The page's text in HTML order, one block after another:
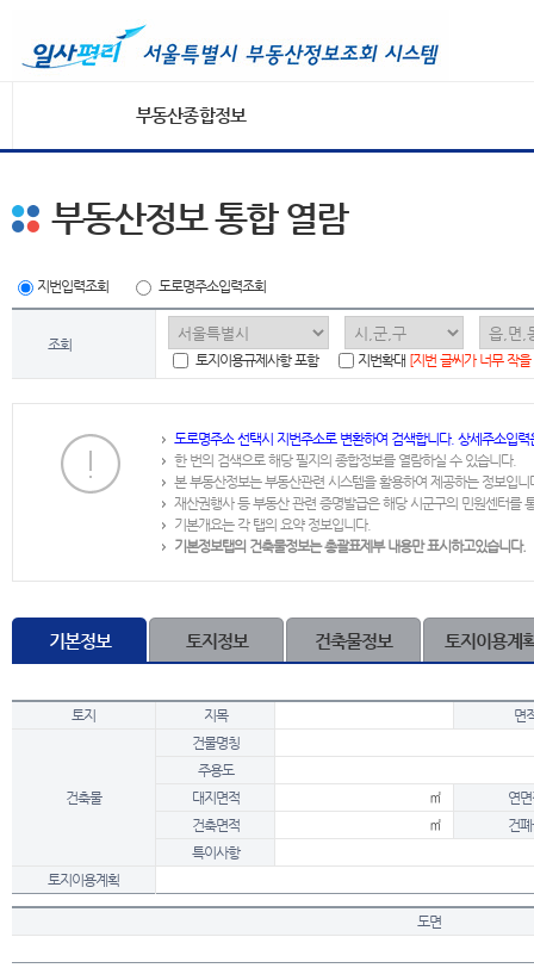
부동산종합정보
부동산정보 통합 열람
지번입력조회 도로명주소입력조회
조회
토지이용규제사항 포함
지번확대 [지번 글씨가 너무 작
도로명주소 선택시 지번주소로 변환하여 검색합니다. 상세주소입
한 번의 검색으로 해당 필지의 종합정보를 열람하실 수 있습니다.
본 부동산정보는 부동산관련 시스템을 활용하여 제공하는 정보입니
재산권행사 등 부동산 관련 증명발급은 해당 시군구의 민원센터를
기본개요는 각 탭의 요약 정보입니다.
기본정보탭의 건축물정보는 총괄표제부 내용만 표시하고있습니다.
기본정보 토지정보 건축물정보 토지이용계
토지 지목 면
건축물
건물명칭
주용도
대지면적
㎡
연
건축면적
㎡
건
특이사항
토지이용계획
도면